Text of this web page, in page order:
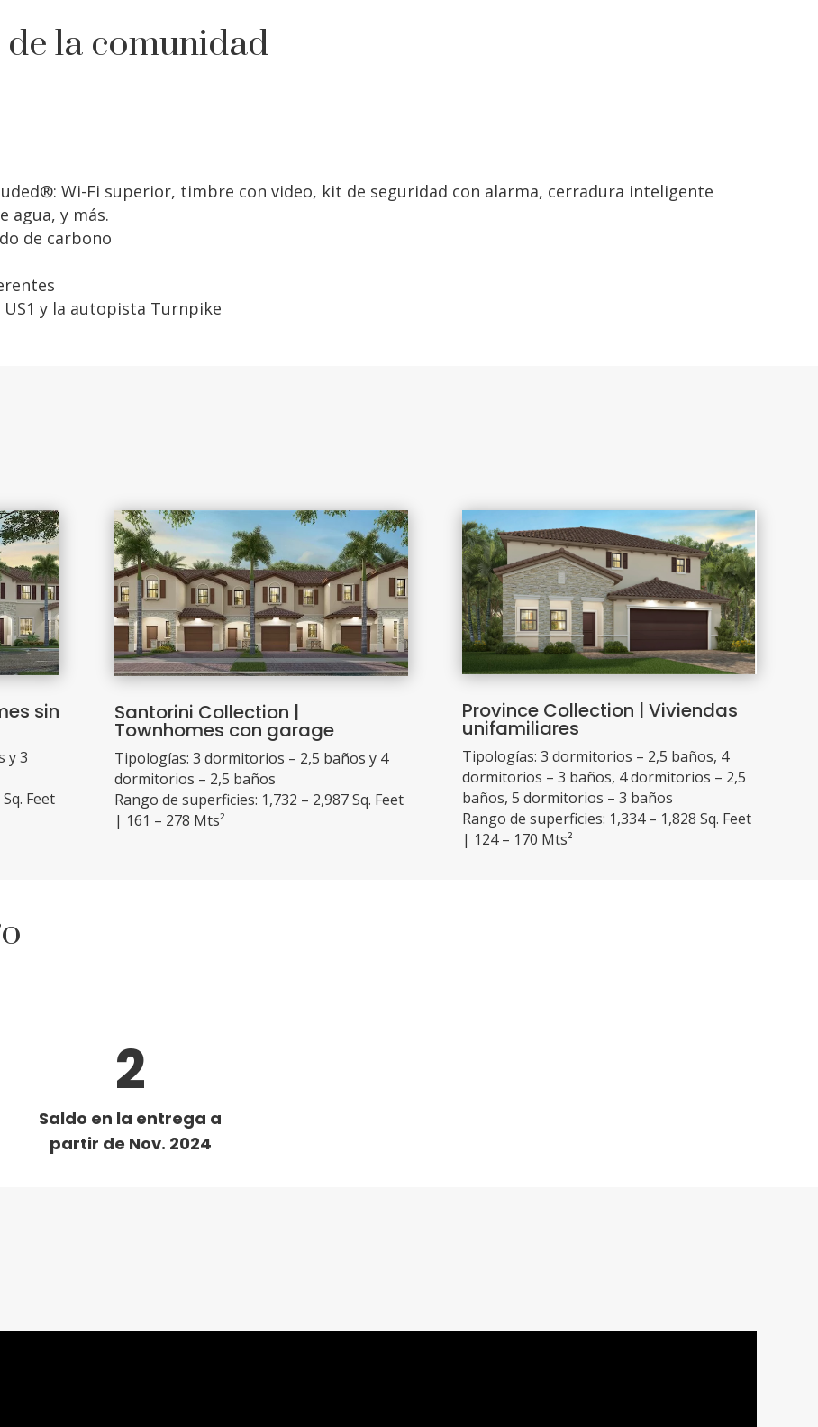
la comunidad
Wi-Fi superior, timbre con video, kit de seguridad con alarma, cerradura inteligente
agua, y más.
de carbono
y la autopista Turnpike
sin
y 3
Feet
Santorini Collection |
Townhomes con garage
Tipologías: 3 dormitorios – 2,5 baños y 4
dormitorios – 2,5 baños
Rango de superficies: 1,732 – 2,987 Sq. Feet
| 161 – 278 Mts²
Province Collection | Viviendas
unifamiliares
Tipologías: 3 dormitorios – 2,5 baños, 4
dormitorios – 3 baños, 4 dormitorios – 2,5
baños, 5 dormitorios – 3 baños
Rango de superficies: 1,334 – 1,828 Sq. Feet
| 124 – 170 Mts²
2
Saldo en la entrega a
partir de Nov. 2024